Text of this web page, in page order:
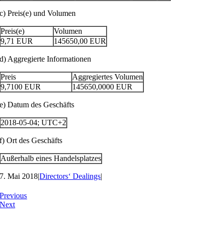
c) Preis(e) und Volumen
Preis(e)
Volumen
9,71 EUR 145650,00 EUR
d) Aggregierte Informationen
Preis
Aggregiertes Volumen
9,7100 EUR 145650,0000 EUR
e) Datum des Geschäfts
2018-05-04; UTC+2
f) Ort des Geschäfts
Außerhalb eines Handelsplatzes
7. Mai 2018|Directors‘ Dealings|
Previous
Next